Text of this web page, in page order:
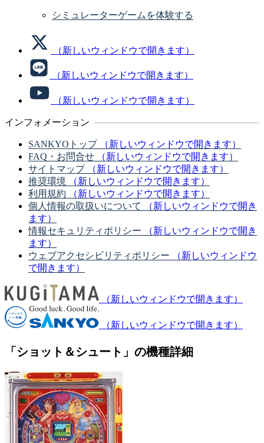
シミュレーターゲームを体験する
（新しいウィンドウで開きます）
（新しいウィンドウで開きます）
（新しいウィンドウで開きます）
インフォメーション
SANKYOトップ
（新しいウィンドウで開きます）
FAQ・お問合せ
（新しいウィンドウで開きます）
サイトマップ
（新しいウィンドウで開きます）
推奨環境
（新しいウィンドウで開きます）
利用規約
（新しいウィンドウで開きます）
個人情報の取扱いについて
（新しいウィンドウで開き
ます）
情報セキュリティポリシー
（新しいウィンドウで開き
ます）
ウェブアクセシビリティポリシー
（新しいウィンドウ
で開きます）
（新しいウィンドウで開きます）
（新しいウィンドウで開きます）
「ショット＆シュート」の機種詳細